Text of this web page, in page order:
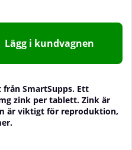
Lägg i kundvagnen
SmartSupps. Ett
zink per tablett. Zink är
är viktigt för reproduktion,